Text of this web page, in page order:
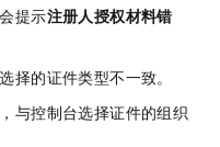
提示注册人授权材料错
择的证件类型不一致。
与控制台选择证件的组织